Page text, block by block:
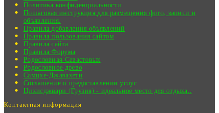
Политика конфиденциальности
Пошаговая инструкция для размещения фото, записи и
объявления.
Правила добавления объявлений
Правила пользования сайтом
Правила сайта
Правила Форума
Родословная-Севастовых
Родословное древо
Самцхе-Джавахети
Соглашение о предоставлении услуг
Цихисджвари (Грузия) - идеальное место для отдыха..
Контактная информация